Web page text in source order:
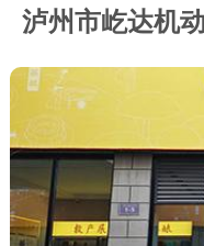
泸州市屹达机